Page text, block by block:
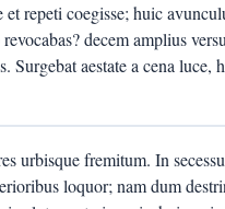
et repeti coegisse; huic
decem amplius
Surgebat aestate a cena
urbisque fremitum. In
loquor; nam dum